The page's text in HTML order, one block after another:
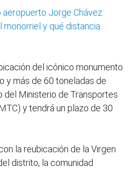
aeropuerto Jorge Chávez:
monorriel y qué distancia
del icónico monumento
y más de 60 toneladas de
del Ministerio de Transportes
y tendrá un plazo de 30
la reubicación de la Virgen
distrito, la comunidad